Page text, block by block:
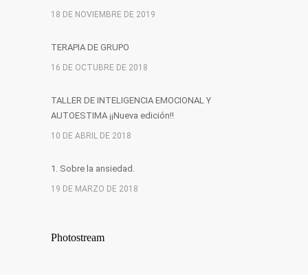
18 DE NOVIEMBRE DE 2019
TERAPIA DE GRUPO
16 DE OCTUBRE DE 2018
TALLER DE INTELIGENCIA EMOCIONAL Y
AUTOESTIMA ¡¡Nueva edición!!
10 DE ABRIL DE 2018
1. Sobre la ansiedad.
19 DE MARZO DE 2018
Photostream